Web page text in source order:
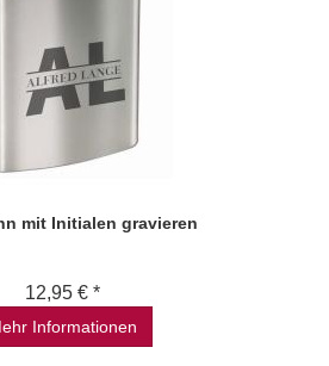
mit Initialen gravieren
12,95 € *
Informationen